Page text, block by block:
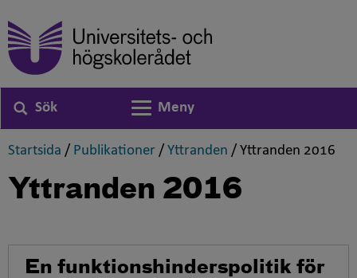
Sök
Växla navigering
Meny
Startsida ,
/ Publikationer ,
/ Yttranden ,
/ Yttranden 2016
Yttranden 2016
En funktionshinderspolitik för